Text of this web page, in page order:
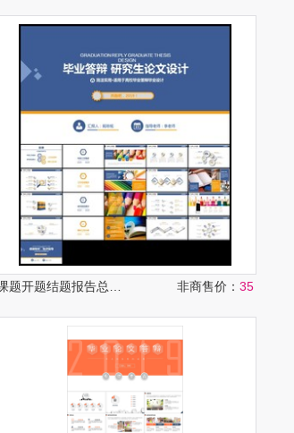
非商售价： 35